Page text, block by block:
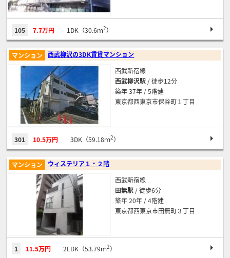
105 7.7万円 1DK（30.6ｍ2）
西武柳沢の3DK賃貸マンション
マンション
西武新宿線
西武柳沢駅 / 徒歩12分
築年 37年 / 5階建
東京都西東京市保谷町１丁目
301 10.5万円 3DK（59.18ｍ2）
ウィステリア１・２階
マンション
西武新宿線
田無駅 / 徒歩6分
築年 20年 / 4階建
東京都西東京市田無町３丁目
1 11.5万円 2LDK（53.79ｍ2）